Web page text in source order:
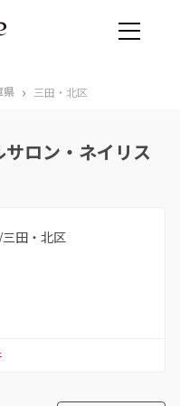
県 › 三田・北区
ロン・ネイリス
田・北区